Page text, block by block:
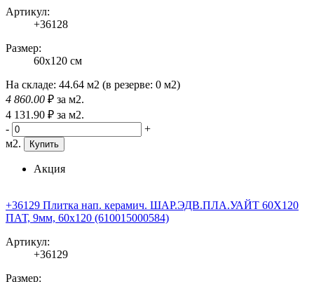
Артикул:
+36128
Размер:
60x120 см
На складе: 44.64 м2 (в резерве: 0 м2)
4 860.00 ₽ за м2.
4 131 .90 ₽ за м2.
-
+
м2.
Купить
Акция
+36129 Плитка нап. керамич. ШАР.ЭДВ.ПЛА.УАЙТ 60X120
ПАТ, 9мм, 60x120 (610015000584)
Артикул:
+36129
Размер: